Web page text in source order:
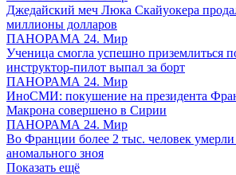
Джедайский меч Люка Скайуокера
миллионы долларов
ПАНОРАМА 24. Мир
Ученица смогла успешно приземлиться
инструктор-пилот выпал за борт
ПАНОРАМА 24. Мир
ИноСМИ: покушение на президента
Макрона совершено в Сирии
ПАНОРАМА 24. Мир
Во Франции более 2 тыс. человек умерли
аномального зноя
Показать ещё